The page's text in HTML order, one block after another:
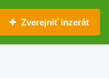
Zverejniť inzerát